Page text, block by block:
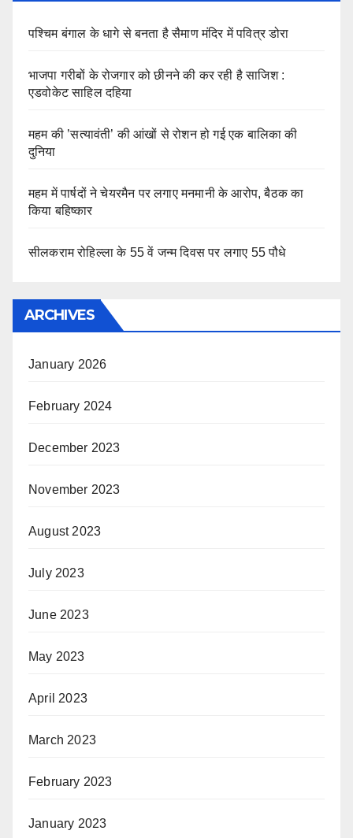
पश्चिम बंगाल के धागे से बनता है सैमाण मंदिर में पवित्र डोरा
भाजपा गरीबों के रोजगार को छीनने की कर रही है साजिश :
एडवोकेट साहिल दहिया
महम की ’सत्यावंती’ की आंखों से रोशन हो गई एक बालिका की
दुनिया
महम में पार्षदों ने चेयरमैन पर लगाए मनमानी के आरोप, बैठक का
किया बहिष्कार
सीलकराम रोहिल्ला के 55 वें जन्म दिवस पर लगाए 55 पौधे
ARCHIVES
January 2026
February 2024
December 2023
November 2023
August 2023
July 2023
June 2023
May 2023
April 2023
March 2023
February 2023
January 2023